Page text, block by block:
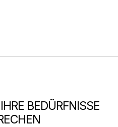
BEDÜRFNISSE